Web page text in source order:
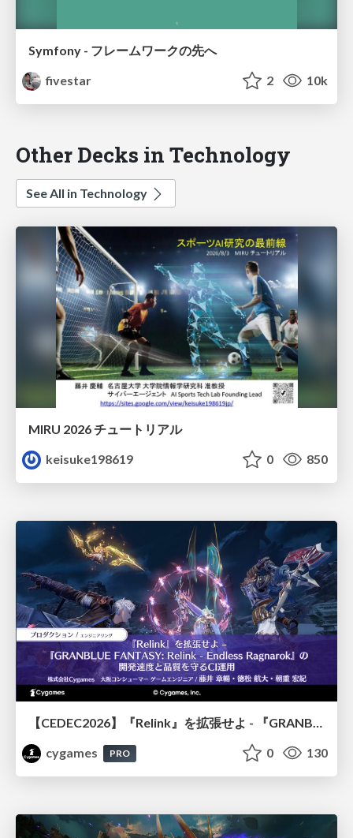
Symfony - フレームワークの先へ
fivestar
2 10k
Other Decks in Technology
See All in Technology
MIRU 2026 チュートリアル
keisuke198619
0 850
【CEDEC2026】『Relink』を拡張せよ - 『GRANBLUE FANTASY: Relink - Endless Ragnarok』の開発速度と品質を守るCI運用
cygames
PRO 0 130